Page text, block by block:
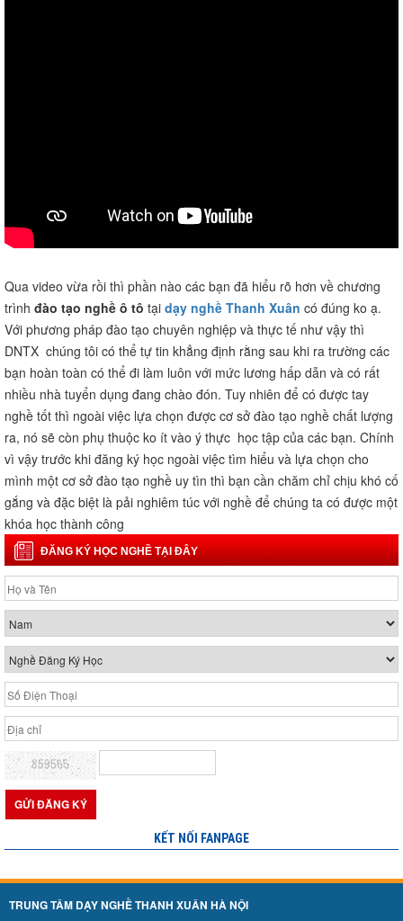
Qua video vừa rồi thì phần nào các bạn đã hiểu rõ hơn về chương
trình đào tạo nghề ô tô tại dạy nghề Thanh Xuân có đúng ko ạ.
Với phương pháp đào tạo chuyên nghiệp và thực tế như vậy thì
DNTX chúng tôi có thể tự tin khẳng định rằng sau khi ra trường các
bạn hoàn toàn có thể đi làm luôn với mức lương hấp dẫn và có rất
nhiều nhà tuyển dụng đang chào đón. Tuy nhiên để có được tay
nghề tốt thì ngoài việc lựa chọn được cơ sở đào tạo nghề chất lượng
ra, nó sẽ còn phụ thuộc ko ít vào ý thực học tập của các bạn. Chính
vì vậy trước khi đăng ký học ngoài việc tìm hiểu và lựa chọn cho
mình một cơ sở đào tạo nghề uy tìn thì bạn cần chăm chỉ chịu khó cố
gắng và đặc biệt là pải nghiêm túc với nghề để chúng ta có được một
khóa học thành công
ĐĂNG KÝ HỌC NGHỀ TẠI ĐÂY
KẾT NỐI FANPAGE
TRUNG TÂM DẠY NGHỀ THANH XUÂN HÀ NỘI